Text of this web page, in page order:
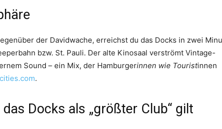
der Davidwache, erreichst du das Docks in zwei
bzw. St. Pauli. Der alte Kinosaal verströmt Vintage-
Sound – ein Mix, der Hamburgerinnen wie Touristinnen
.
Docks als „größter Club“ gilt